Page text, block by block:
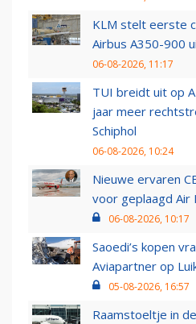
KLM stelt eerste
Airbus A350-900
06-08-2026, 11:17
TUI breidt uit op
jaar meer
Schiphol
06-08-2026, 10:24
Nieuwe ervaren
voor geplaagd Air
06-08-2026, 10:17
Saoedi’s kopen
Aviapartner op
05-08-2026, 16:57
Raamstoeltje in